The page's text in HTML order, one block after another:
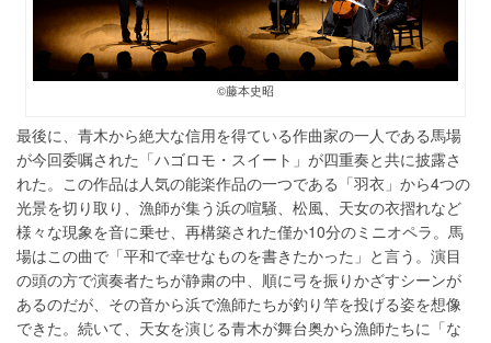
©藤本史昭
最後に、青木から絶大な信用を得ている作曲家の一人である馬場
が今回委嘱された「ハゴロモ・スイート」が四重奏と共に披露さ
れた。この作品は人気の能楽作品の一つである「羽衣」から4つの
光景を切り取り、漁師が集う浜の喧騒、松風、天女の衣摺れなど
様々な現象を音に乗せ、再構築された僅か10分のミニオペラ。馬
場はこの曲で「平和で幸せなものを書きたかった」と言う。演目
の頭の方で演奏者たちが静粛の中、順に弓を振りかざすシーンが
あるのだが、その音から浜で漁師たちが釣り竿を投げる姿を想像
できた。続いて、天女を演じる青木が舞台奥から漁師たちに「な